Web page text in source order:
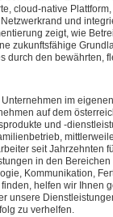
cloud-native
und
zeigt, wie
zukunftsfähige
durch den bewährten,
im
auf dem
und -
seit Jahrzehnten
in den
Kommunikation,
helfen wir Ihnen
unsere
zu verhelfen.